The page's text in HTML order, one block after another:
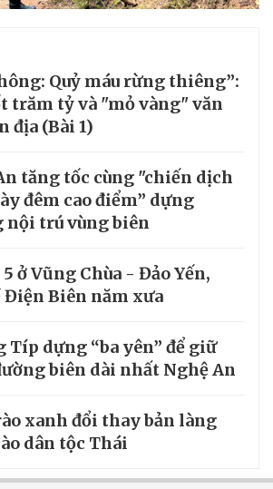
Quỷ máu rừng thiêng”:
trăm tỷ và "mỏ vàng" văn
địa (Bài 1)
tăng tốc cùng "chiến dịch
đêm cao điểm” dựng
nội trú vùng biên
ở Vũng Chùa - Đảo Yến,
Điện Biên năm xưa
Típ dựng “ba yên” để giữ
biên dài nhất Nghệ An
xanh đổi thay bản làng
dân tộc Thái